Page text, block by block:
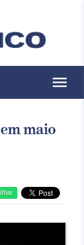
menu
maio